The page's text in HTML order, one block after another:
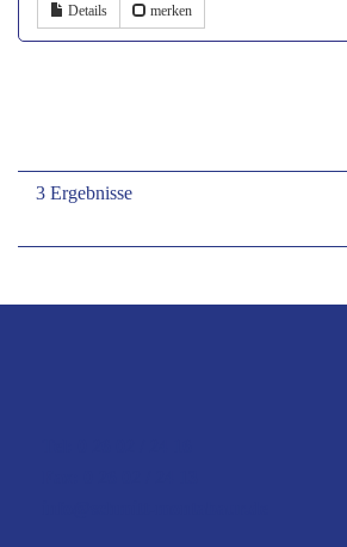
Details merken
3 Ergebnisse